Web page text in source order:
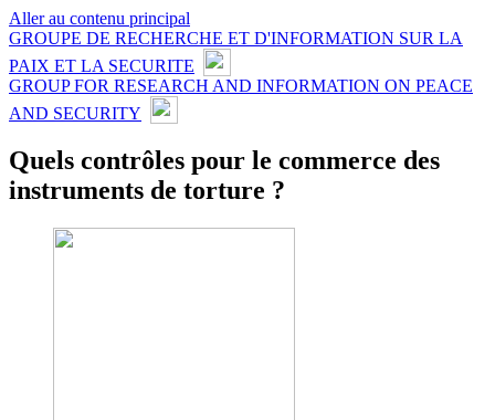
Aller au contenu principal
GROUPE DE RECHERCHE ET D'INFORMATION SUR LA
PAIX ET LA SECURITE
GROUP FOR RESEARCH AND INFORMATION ON PEACE
AND SECURITY
Quels contrôles pour le commerce des
instruments de torture ?